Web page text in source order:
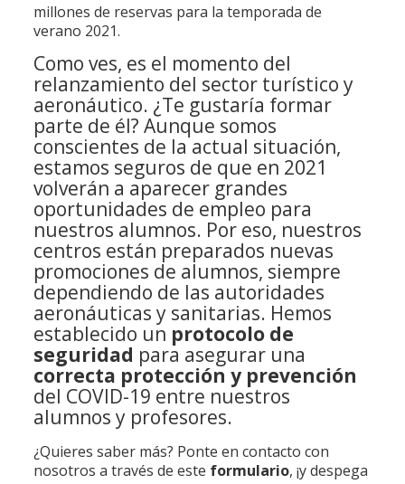
millones de reservas para la temporada de
verano 2021.
Como ves, es el momento del
relanzamiento del sector turístico y
aeronáutico. ¿Te gustaría formar
parte de él? Aunque somos
conscientes de la actual situación,
estamos seguros de que en 2021
volverán a aparecer grandes
oportunidades de empleo para
nuestros alumnos. Por eso, nuestros
centros están preparados nuevas
promociones de alumnos, siempre
dependiendo de las autoridades
aeronáuticas y sanitarias. Hemos
establecido un protocolo de
seguridad para asegurar una
correcta protección y prevención
del COVID-19 entre nuestros
alumnos y profesores.
¿Quieres saber más? Ponte en contacto con
nosotros a través de este formulario, ¡y despega